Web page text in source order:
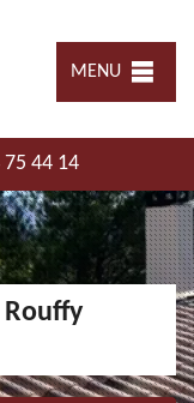
MENU
75 44 14